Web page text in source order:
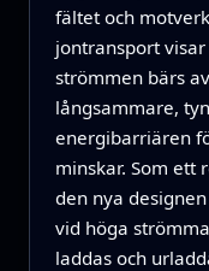
fältet och
jontransport
strömmen bärs
långsammare,
energibarriären
minskar. Som ett
den nya
vid höga
laddas och